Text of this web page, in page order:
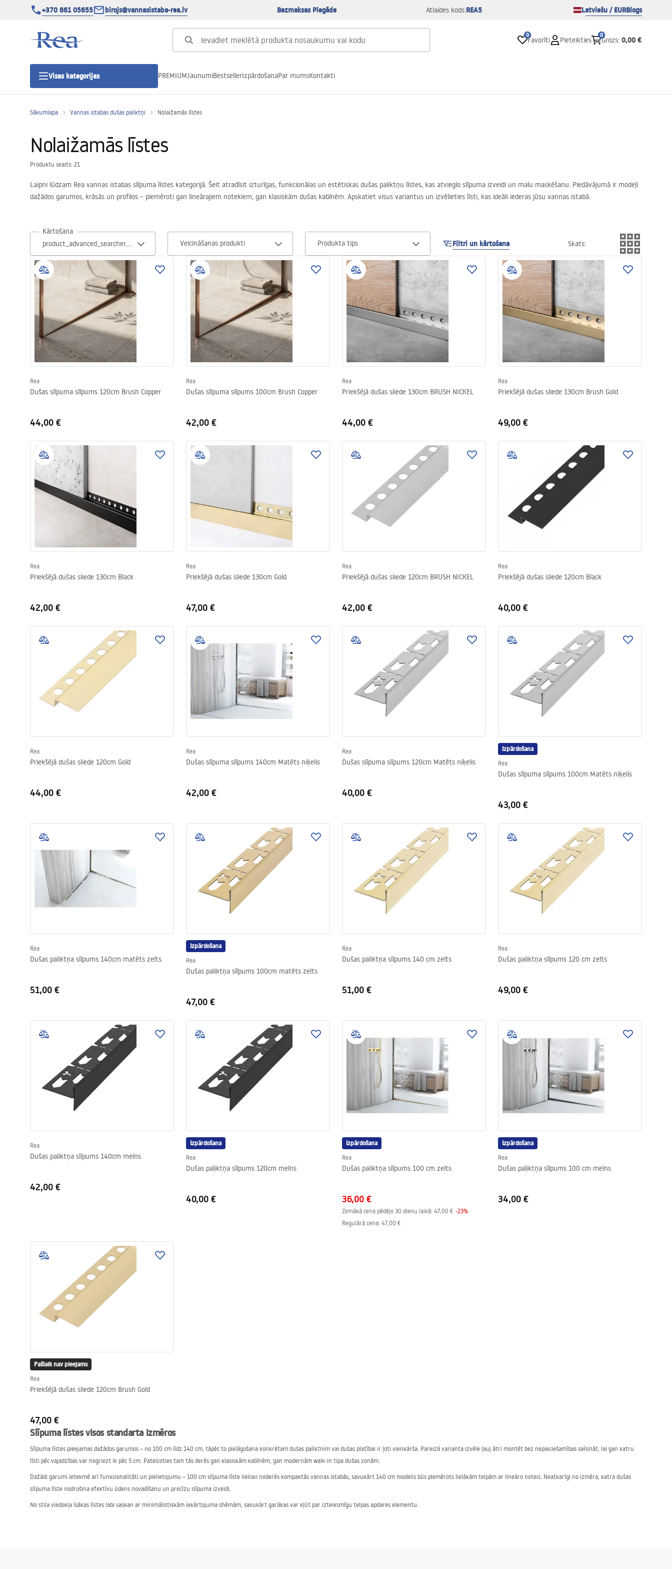
+370 661 05655 birojs@vannasistaba-rea.lv Bezmaksas Piegāde Atlaides kods:REA5 Latviešu / EURBlogs
0
Favorīti Pieteikties
0
Grozs: 0,00 €
Visas kategorijas
Dušas durvis
Tualetes
Izlietnes
Vannas un ekrāni
Vannas istabas jaucējkrāni
Vannas istabas dušas
PREMIUMJaunumiBestsellerIzpārdošanaPar mumsKontakti
Sākumlapa Vannas istabas dušas paliktņi Nolaižamās līstes
Nolaižamās līstes
Produktu skaits: 21
Laipni lūdzam Rea vannas istabas slīpuma līstes kategorijā. Šeit atradīsit izturīgas, funkcionālas un estētiskas dušas paliktņu līstes, kas atvieglo slīpuma izveidi un malu maskēšanu. Piedāvājumā ir modeļi
dažādos garumos, krāsās un profilos – piemēroti gan lineārajiem notekiem, gan klasiskām dušas kabīnēm. Apskatiet visus variantus un izvēlieties līsti, kas ideāli iederas jūsu vannas istabā.
Kārtošana
Veicināšanas produkti
Produkta tips Filtri un kārtošana Skats:
Rea
Dušas slīpuma slīpums 120cm Brush Copper
44,00 €
Rea
Dušas slīpuma slīpums 100cm Brush Copper
42,00 €
Rea
Priekšējā dušas sliede 130cm BRUSH NICKEL
44,00 €
Rea
Priekšējā dušas sliede 130cm Brush Gold
49,00 €
Rea
Priekšējā dušas sliede 130cm Black
42,00 €
Rea
Priekšējā dušas sliede 130cm Gold
47,00 €
Rea
Priekšējā dušas sliede 120cm BRUSH NICKEL
42,00 €
Rea
Priekšējā dušas sliede 120cm Black
40,00 €
Rea
Priekšējā dušas sliede 120cm Gold
44,00 €
Rea
Dušas slīpuma slīpums 140cm Matēts niķelis
42,00 €
Rea
Dušas slīpuma slīpums 120cm Matēts niķelis
40,00 €
Izpārdošana
Rea
Dušas slīpuma slīpums 100cm Matēts niķelis
43,00 €
Rea
Dušas paliktņa slīpums 140cm matēts zelts
51,00 €
Izpārdošana
Rea
Dušas paliktņa slīpums 100cm matēts zelts
47,00 €
Rea
Dušas paliktņa slīpums 140 cm zelts
51,00 €
Rea
Dušas paliktņa slīpums 120 cm zelts
49,00 €
Rea
Dušas paliktņa slīpums 140cm melns
42,00 €
Izpārdošana
Rea
Dušas paliktņa slīpums 120cm melns
40,00 €
Izpārdošana
Rea
Dušas paliktņa slīpums 100 cm zelts
36,00 €
Zemākā cena pēdējo 30 dienu laikā: 47,00 € -23%
Regulārā cena: 47,00 €
Izpārdošana
Rea
Dušas paliktņa slīpums 100 cm melns
34,00 €
Pašlaik nav pieejams
Rea
Priekšējā dušas sliede 120cm Brush Gold
47,00 €
Slīpuma līstes visos standarta izmēros
Slīpuma līstes pieejamas dažādos garumos – no 100 cm līdz 140 cm, tāpēc to pielāgošana konkrētam dušas paliktnim vai dušas platībai ir ļoti vienkārša. Pareizā varianta izvēle ļauj ātri montēt bez nepieciešamības saīsināt, lai gan katru
līsti pēc vajadzības var nogriezt ik pēc 5 cm. Pateicoties tam tās derēs gan klasiskām kabīnēm, gan modernām walk-in tipa dušas zonām.
Dažādi garumi ietekmē arī funkcionalitāti un pielietojumu – 100 cm slīpuma līste lieliski noderēs kompaktās vannas istabās, savukārt 140 cm modelis būs piemērots lielākām telpām ar lineāro noteci. Neatkarīgi no izmēra, katra dušas
slīpuma līste nodrošina efektīvu ūdens novadīšanu un precīzu slīpuma izveidi.
No stila viedokļa īsākas līstes labi saskan ar minimālistiskām iekārtojuma shēmām, savukārt garākas var kļūt par izteiksmīgu telpas apdares elementu.